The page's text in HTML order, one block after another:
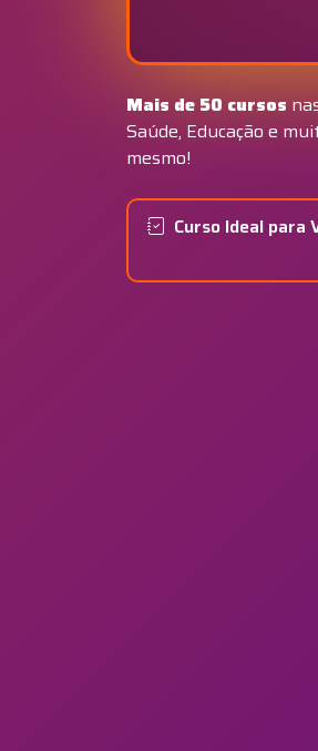
Mais de 50 cursos
Saúde, Educação e
mesmo!
Curso Ideal para